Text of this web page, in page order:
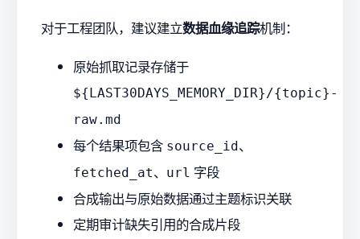
对于工程团队，建议建立数据血缘追踪机制：
原始抓取记录存储于
${LAST30DAYS_MEMORY_DIR}/{topic}-
raw.md
每个结果项包含 source_id 、
fetched_at、 url 字段
合成输出与原始数据通过主题标识关联
定期审计缺失引用的合成片段